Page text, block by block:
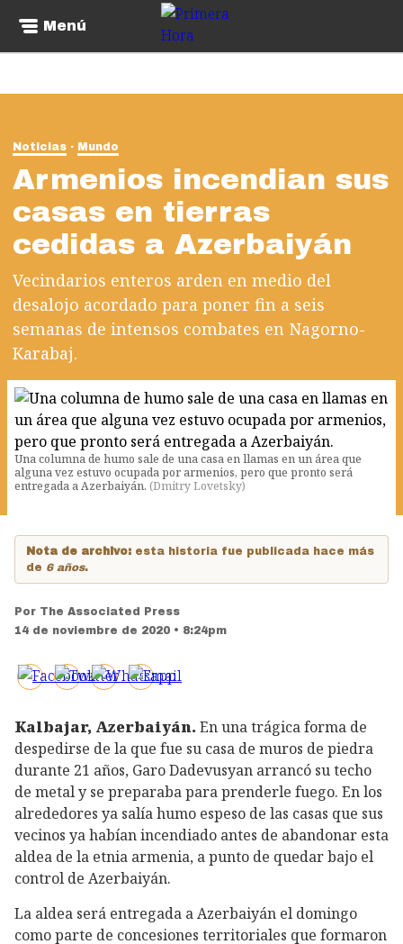
Menú
Noticias Mundo
Armenios incendian sus
casas en tierras
cedidas a Azerbaiyán
Vecindarios enteros arden en medio del
desalojo acordado para poner fin a seis
semanas de intensos combates en Nagorno-
Karabaj.
Una columna de humo sale de una casa en llamas en un área que
alguna vez estuvo ocupada por armenios, pero que pronto será
entregada a Azerbaiyán. (Dmitry Lovetsky)
Nota de archivo: esta historia fue publicada hace más
de 6 años.
Por The Associated Press
14 de noviembre de 2020 • 8:24pm
Kalbajar, Azerbaiyán. En una trágica forma de
despedirse de la que fue su casa de muros de piedra
durante 21 años, Garo Dadevusyan arrancó su techo
de metal y se preparaba para prenderle fuego. En los
alrededores ya salía humo espeso de las casas que sus
vecinos ya habían incendiado antes de abandonar esta
aldea de la etnia armenia, a punto de quedar bajo el
control de Azerbaiyán.
La aldea será entregada a Azerbaiyán el domingo
como parte de concesiones territoriales que formaron